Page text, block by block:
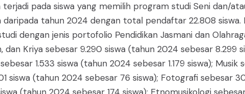
pada siswa yang memilih program studi Seni dan/
daripada tahun 2024 dengan total pendaftar 22.808 siswa.
dengan jenis portofolio Pendidikan Jasmani dan
dan Kriya sebesar 9.290 siswa (tahun 2024 sebesar 8.299
1.533 siswa (tahun 2024 sebesar 1.179 siswa);
siswa (tahun 2024 sebesar 76 siswa); Fotografi sebesar